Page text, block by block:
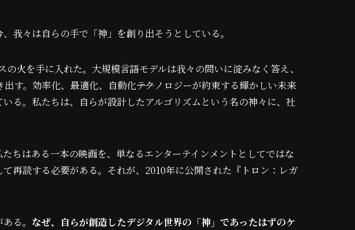
我々は自らの手で「神」を創り出そうとしている。
火を手に入れた。大規模言語モデルは我々の問いに淀みなく答え、
す。効率化、最適化、自動化――テクノロジーが約束する輝かしい未来
る。私たちは、自らが設計したアルゴリズムという名の神々に、社
ちはある一本の映画を、単なるエンターテインメントとしてではな
再読する必要がある。それが、2010年に公開された『トロン：レガ
る。 なぜ、自らが創造したデジタル世界の「神」であったはずのケ